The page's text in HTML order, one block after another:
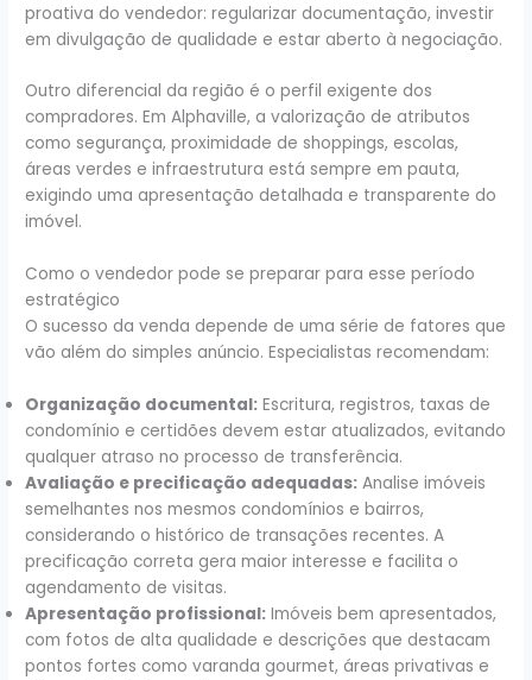
proativa do vendedor: regularizar documentação, investir
em divulgação de qualidade e estar aberto à negociação.
Outro diferencial da região é o perfil exigente dos
compradores. Em Alphaville, a valorização de atributos
como segurança, proximidade de shoppings, escolas,
áreas verdes e infraestrutura está sempre em pauta,
exigindo uma apresentação detalhada e transparente do
imóvel.
Como o vendedor pode se preparar para esse período
estratégico
O sucesso da venda depende de uma série de fatores que
vão além do simples anúncio. Especialistas recomendam:
Organização documental: Escritura, registros, taxas de
condomínio e certidões devem estar atualizados, evitando
qualquer atraso no processo de transferência.
Avaliação e precificação adequadas: Analise imóveis
semelhantes nos mesmos condomínios e bairros,
considerando o histórico de transações recentes. A
precificação correta gera maior interesse e facilita o
agendamento de visitas.
Apresentação profissional: Imóveis bem apresentados,
com fotos de alta qualidade e descrições que destacam
pontos fortes como varanda gourmet, áreas privativas e